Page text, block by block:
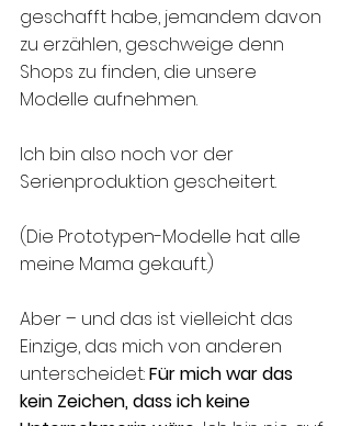
geschafft habe, jemandem davon
zu erzählen, geschweige denn
Shops zu finden, die unsere
Modelle aufnehmen.
Ich bin also noch vor der
Serienproduktion gescheitert.
(Die Prototypen-Modelle hat alle
meine Mama gekauft.)
Aber – und das ist vielleicht das
Einzige, das mich von anderen
unterscheidet: Für mich war das
kein Zeichen, dass ich keine